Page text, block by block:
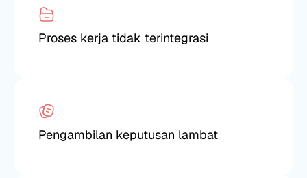
Proses kerja tidak terintegrasi
Pengambilan keputusan lambat